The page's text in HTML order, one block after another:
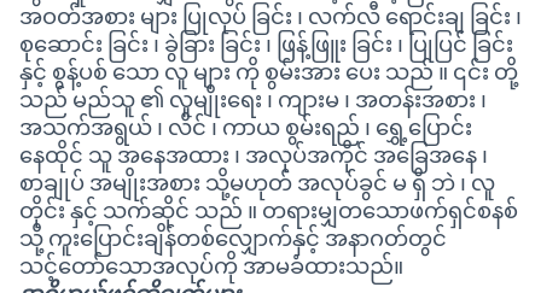
အဝတ်အစား များ ပြုလုပ် ခြင်း ၊ လက်လီ ရောင်းချ ခြင်း ၊
စုဆောင်း ခြင်း ၊ ခွဲခြား ခြင်း ၊ ဖြန့်ဖြူး ခြင်း ၊ ပြုပြင် ခြင်း
နှင့် စွန့်ပစ် သော လူ များ ကို စွမ်းအား ပေး သည် ။ ၎င်း တို့
သည် မည်သူ ၏ လူမျိုးရေး ၊ ကျားမ ၊ အတန်းအစား ၊
အသက်အရွယ် ၊ လိင် ၊ ကာယ စွမ်းရည် ၊ ရွှေ့ပြောင်း
နေထိုင် သူ အနေအထား ၊ အလုပ်အကိုင် အခြေအနေ ၊
စာချုပ် အမျိုးအစား သို့မဟုတ် အလုပ်ခွင် မ ရှိ ဘဲ ၊ လူ
တိုင်း နှင့် သက်ဆိုင် သည် ။ တရားမျှတသောဖက်ရှင်စနစ်
သို့ ကူးပြောင်းချိန်တစ်လျှောက်နှင့် အနာဂတ်တွင်
သင့်တော်သောအလုပ်ကို အာမခံထားသည်။